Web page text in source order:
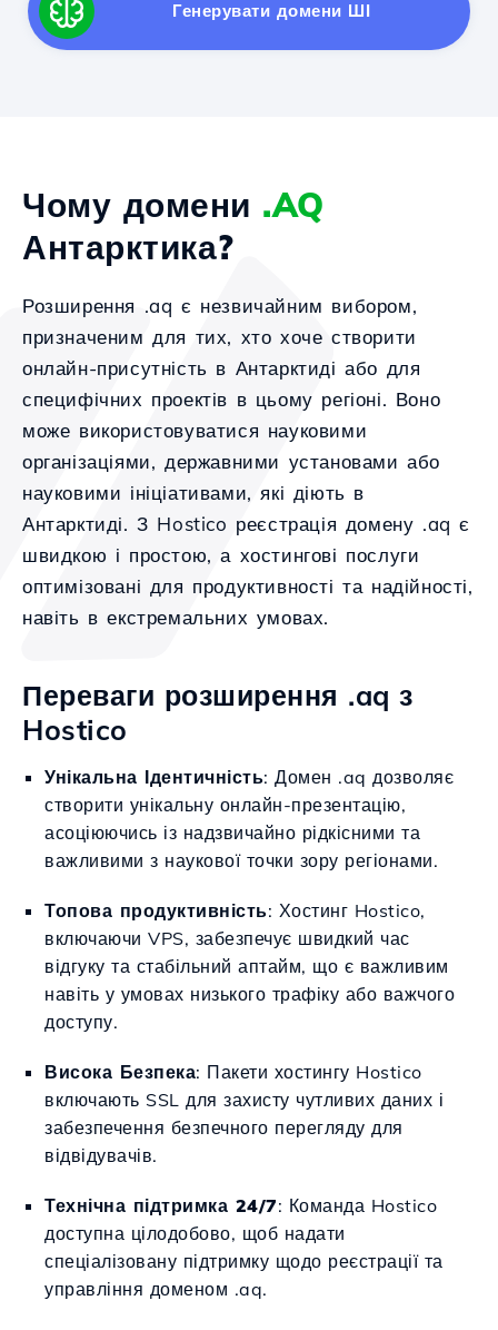
Генерувати домени ШІ
Чому домени .AQ
Антарктика?
Розширення .aq є незвичайним вибором,
призначеним для тих, хто хоче створити
онлайн-присутність в Антарктиді або для
специфічних проектів в цьому регіоні. Воно
може використовуватися науковими
організаціями, державними установами або
науковими ініціативами, які діють в
Антарктиді. З Hostico реєстрація домену .aq є
швидкою і простою, а хостингові послуги
оптимізовані для продуктивності та надійності,
навіть в екстремальних умовах.
Переваги розширення .aq з
Hostico
Унікальна Ідентичність: Домен .aq дозволяє
створити унікальну онлайн-презентацію,
асоціюючись із надзвичайно рідкісними та
важливими з наукової точки зору регіонами.
Топова продуктивність: Хостинг Hostico,
включаючи VPS, забезпечує швидкий час
відгуку та стабільний аптайм, що є важливим
навіть у умовах низького трафіку або важчого
доступу.
Висока Безпека: Пакети хостингу Hostico
включають SSL для захисту чутливих даних і
забезпечення безпечного перегляду для
відвідувачів.
Технічна підтримка 24/7: Команда Hostico
доступна цілодобово, щоб надати
спеціалізовану підтримку щодо реєстрації та
управління доменом .aq.